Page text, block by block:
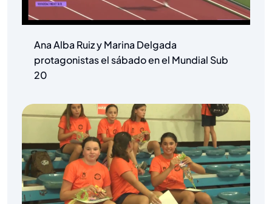
Ana Alba Ruiz y Marina Delgada
protagonistas el sábado en el Mundial Sub
20